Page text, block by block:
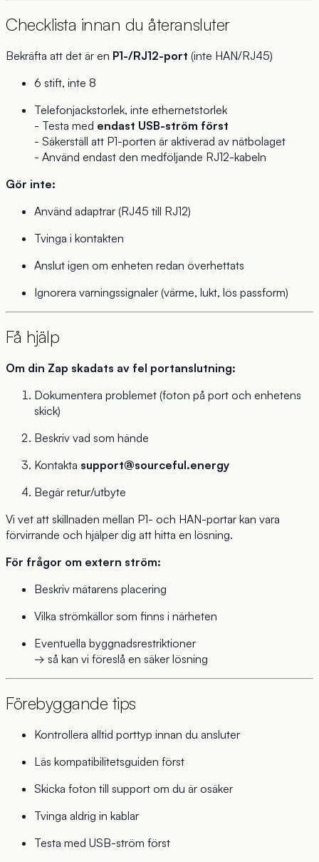
Checklista innan du återansluter
Bekräfta att det är en P1-/RJ12-port (inte HAN/RJ45)
6 stift, inte 8
Telefonjackstorlek, inte ethernetstorlek
- Testa med endast USB-ström först
- Säkerställ att P1-porten är aktiverad av nätbolaget
- Använd endast den medföljande RJ12-kabeln
Gör inte:
Använd adaptrar (RJ45 till RJ12)
Tvinga i kontakten
Anslut igen om enheten redan överhettats
Ignorera varningssignaler (värme, lukt, lös passform)
Få hjälp
Om din Zap skadats av fel portanslutning:
Dokumentera problemet (foton på port och enhetens
skick)
Beskriv vad som hände
Kontakta support@sourceful.energy
Begär retur/utbyte
Vi vet att skillnaden mellan P1- och HAN-portar kan vara
förvirrande och hjälper dig att hitta en lösning.
För frågor om extern ström:
Beskriv mätarens placering
Vilka strömkällor som finns i närheten
Eventuella byggnadsrestriktioner
→ så kan vi föreslå en säker lösning
Förebyggande tips
Kontrollera alltid porttyp innan du ansluter
Läs kompatibilitetsguiden först
Skicka foton till support om du är osäker
Tvinga aldrig in kablar
Testa med USB-ström först